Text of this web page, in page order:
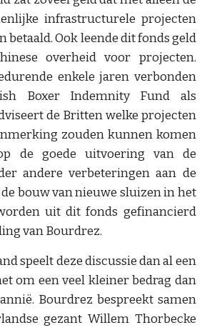
infrastructurele projecten
betaald. Ook leende dit fonds geld
overheid voor projecten.
enkele jaren verbonden
Boxer Indemnity Fund als
de Britten welke projecten
zouden kunnen komen
de goede uitvoering van de
andere verbeteringen aan de
bouw van nieuwe sluizen in het
uit dit fonds gefinancierd
van Bourdrez.
speelt deze discussie dan al een
om een veel kleiner bedrag dan
Bourdrez bespreekt samen
gezant Willem Thorbecke